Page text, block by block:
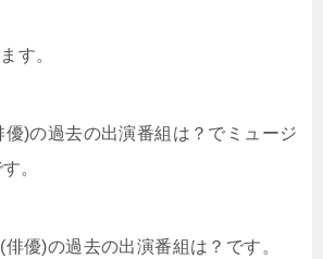
す。
優)の過去の出演番組は？でミュージ
。
優)の過去の出演番組は？です。